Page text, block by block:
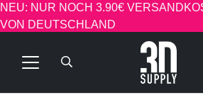
NEU: NUR NOCH 3.90€
VON DEUTSCHLAND